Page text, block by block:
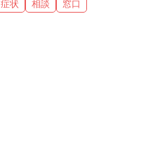
症状 相談
窓口